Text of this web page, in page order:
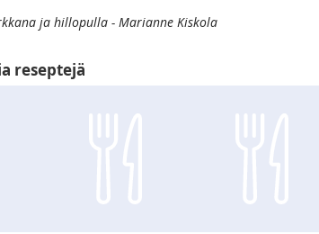
ja hillopulla - Marianne Kiskola
reseptejä